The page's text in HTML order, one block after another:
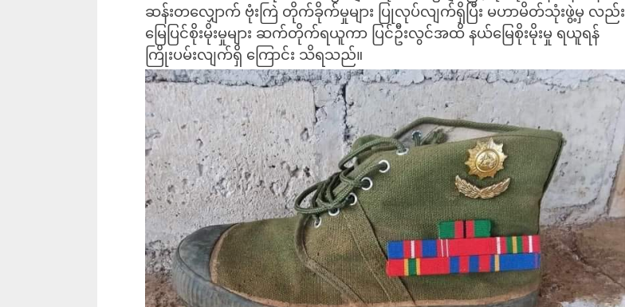
ဆန်းတလျှောက် ဗုံးကြဲ တိုက်ခိုက်မှုများ ပြုလုပ်လျက်ရှိပြီး မဟာမိတ်သုံးဖွဲ့မှ လည်း
မြေပြင်စိုးမိုးမှုများ ဆက်တိုက်ရယူကာ ပြင်ဦးလွင်အထိ နယ်မြေစိုးမိုးမှု ရယူရန်
ကြိုးပမ်းလျက်ရှိ ကြောင်း သိရသည်။